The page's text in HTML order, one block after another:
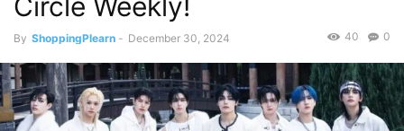
By ShoppingPlearn - December 30, 2024 0
40